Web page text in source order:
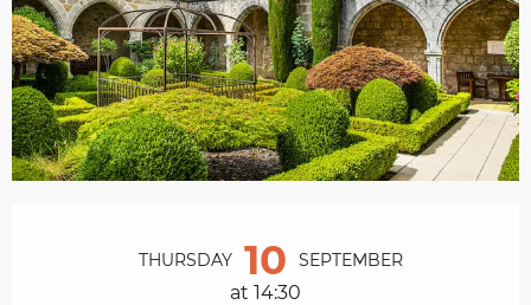
THURSDAY 10 SEPTEMBER
at 14:30